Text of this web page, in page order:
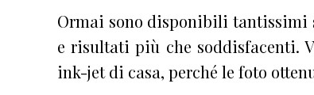
Ormai sono disponibili tantissimi
e risultati più che soddisfacenti.
ink-jet di casa, perché le foto